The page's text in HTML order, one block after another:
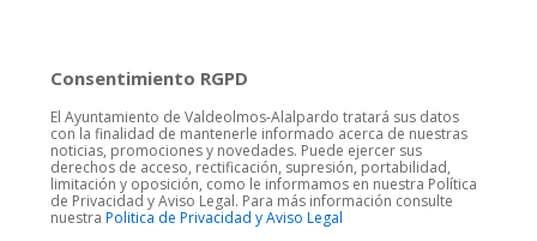
Consentimiento RGPD
El Ayuntamiento de Valdeolmos-Alalpardo tratará sus datos
con la finalidad de mantenerle informado acerca de nuestras
noticias, promociones y novedades. Puede ejercer sus
derechos de acceso, rectificación, supresión, portabilidad,
limitación y oposición, como le informamos en nuestra Política
de Privacidad y Aviso Legal. Para más información consulte
nuestra Politica de Privacidad y Aviso Legal